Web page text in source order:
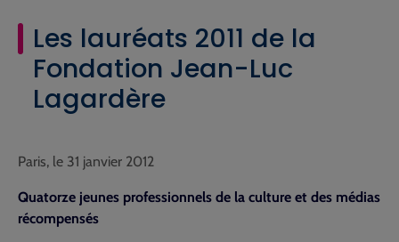
Les lauréats 2011 de la
Fondation Jean-Luc
Lagardère
Paris, le 31 janvier 2012
Quatorze jeunes professionnels de la culture et des médias
récompensés